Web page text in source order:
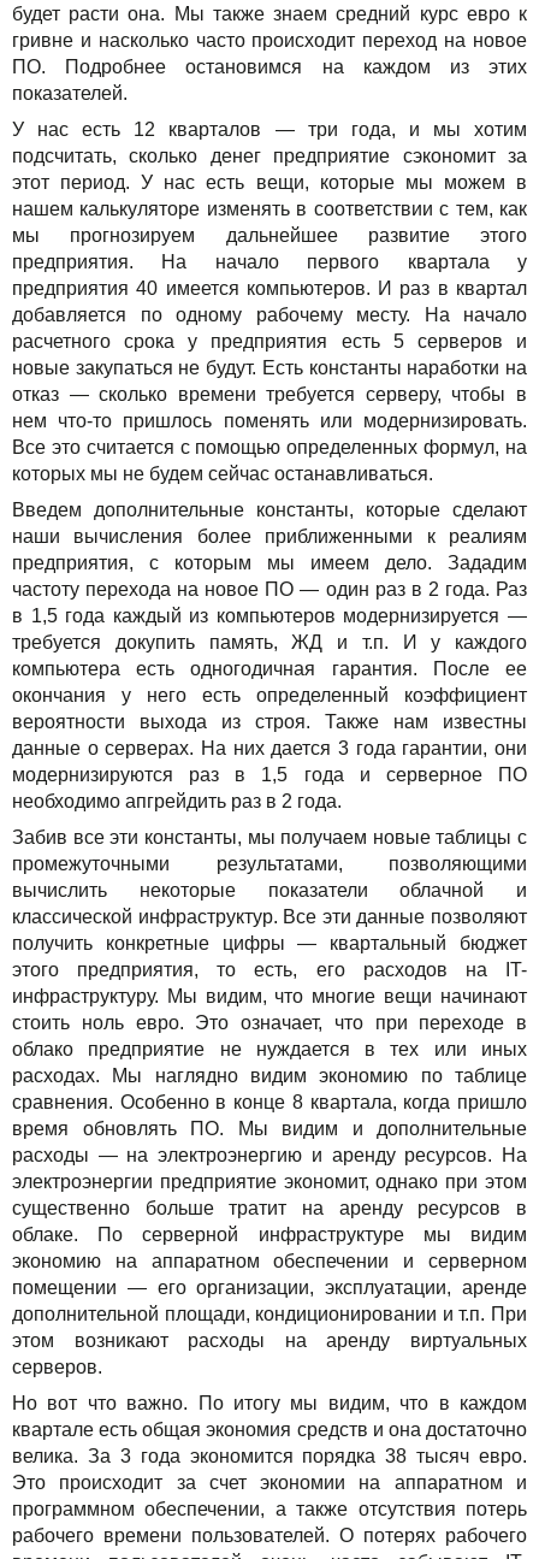
будет расти она. Мы также знаем средний курс евро к
гривне и насколько часто происходит переход на новое
ПО. Подробнее остановимся на каждом из этих
показателей.
У нас есть 12 кварталов — три года, и мы хотим
подсчитать, сколько денег предприятие сэкономит за
этот период. У нас есть вещи, которые мы можем в
нашем калькуляторе изменять в соответствии с тем, как
мы прогнозируем дальнейшее развитие этого
предприятия. На начало первого квартала у
предприятия 40 имеется компьютеров. И раз в квартал
добавляется по одному рабочему месту. На начало
расчетного срока у предприятия есть 5 серверов и
новые закупаться не будут. Есть константы наработки на
отказ — сколько времени требуется серверу, чтобы в
нем что-то пришлось поменять или модернизировать.
Все это считается с помощью определенных формул, на
которых мы не будем сейчас останавливаться.
Введем дополнительные константы, которые сделают
наши вычисления более приближенными к реалиям
предприятия, с которым мы имеем дело. Зададим
частоту перехода на новое ПО — один раз в 2 года. Раз
в 1,5 года каждый из компьютеров модернизируется —
требуется докупить память, ЖД и т.п. И у каждого
компьютера есть одногодичная гарантия. После ее
окончания у него есть определенный коэффициент
вероятности выхода из строя. Также нам известны
данные о серверах. На них дается 3 года гарантии, они
модернизируются раз в 1,5 года и серверное ПО
необходимо апгрейдить раз в 2 года.
Забив все эти константы, мы получаем новые таблицы с
промежуточными результатами, позволяющими
вычислить некоторые показатели облачной и
классической инфраструктур. Все эти данные позволяют
получить конкретные цифры — квартальный бюджет
этого предприятия, то есть, его расходов на IT-
инфраструктуру. Мы видим, что многие вещи начинают
стоить ноль евро. Это означает, что при переходе в
облако предприятие не нуждается в тех или иных
расходах. Мы наглядно видим экономию по таблице
сравнения. Особенно в конце 8 квартала, когда пришло
время обновлять ПО. Мы видим и дополнительные
расходы — на электроэнергию и аренду ресурсов. На
электроэнергии предприятие экономит, однако при этом
существенно больше тратит на аренду ресурсов в
облаке. По серверной инфраструктуре мы видим
экономию на аппаратном обеспечении и серверном
помещении — его организации, эксплуатации, аренде
дополнительной площади, кондиционировании и т.п. При
этом возникают расходы на аренду виртуальных
серверов.
Но вот что важно. По итогу мы видим, что в каждом
квартале есть общая экономия средств и она достаточно
велика. За 3 года экономится порядка 38 тысяч евро.
Это происходит за счет экономии на аппаратном и
программном обеспечении, а также отсутствия потерь
рабочего времени пользователей. О потерях рабочего